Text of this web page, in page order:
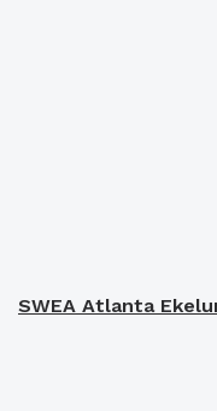
SWEA Atlanta